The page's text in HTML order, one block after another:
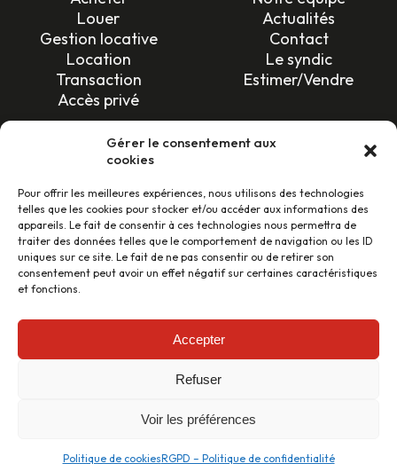
Gérer le consentement aux
cookies
Pour offrir les meilleures expériences, nous utilisons des technologies
telles que les cookies pour stocker et/ou accéder aux informations des
appareils. Le fait de consentir à ces technologies nous permettra de
traiter des données telles que le comportement de navigation ou les ID
uniques sur ce site. Le fait de ne pas consentir ou de retirer son
consentement peut avoir un effet négatif sur certaines caractéristiques
et fonctions.
Accepter
Refuser
Voir les préférences
Politique de cookiesRGPD – Politique de confidentialité
Louer
Actualités
Gestion locative
Contact
Location
Le syndic
Transaction
Estimer/Vendre
Accès privé
SUIVEZ-NOUS !
LES AVIS CLIENTS
Politique de confidentialité–Tarifs et prestations
reserved